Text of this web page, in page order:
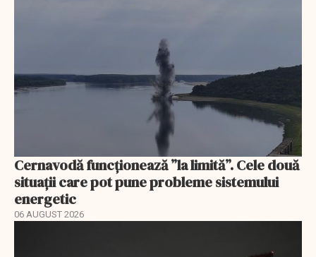
Cernavodă funcționează ”la limită”. Cele două
situații care pot pune probleme sistemului
energetic
06 AUGUST 2026